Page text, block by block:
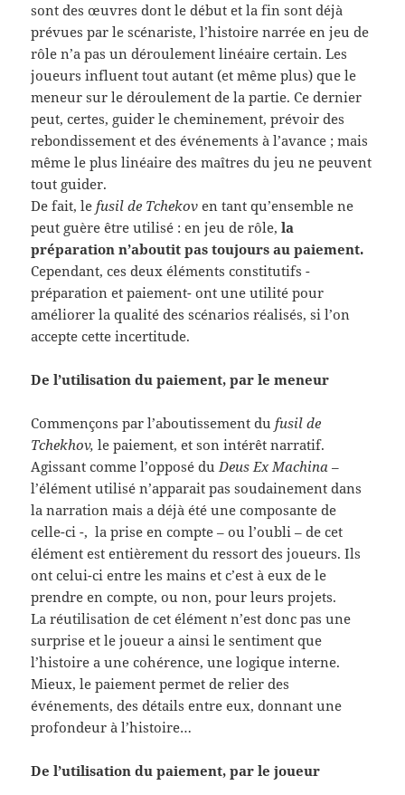
sont des œuvres dont le début et la fin sont déjà
prévues par le scénariste, l’histoire narrée en jeu de
rôle n’a pas un déroulement linéaire certain. Les
joueurs influent tout autant (et même plus) que le
meneur sur le déroulement de la partie. Ce dernier
peut, certes, guider le cheminement, prévoir des
rebondissement et des événements à l’avance ; mais
même le plus linéaire des maîtres du jeu ne peuvent
tout guider.
De fait, lefusil de Tchekov en tant qu’ensemble ne
peut guère être utilisé : en jeu de rôle,la
préparation n’aboutit pas toujours au paiement.
Cependant, ces deux éléments constitutifs -
préparation et paiement- ont une utilité pour
améliorer la qualité des scénarios réalisés, si l’on
accepte cette incertitude.
De l’utilisation du paiement, par le meneur
Commençons par l’aboutissement dufusil de
Tchekhov,le paiement, et son intérêt narratif.
Agissant comme l’opposé duDeus Ex Machina –
l’élément utilisé n’apparait pas soudainement dans
la narration mais a déjà été une composante de
celle-ci -, la prise en compte – ou l’oubli – de cet
élément est entièrement du ressort des joueurs. Ils
ont celui-ci entre les mains et c’est à eux de le
prendre en compte, ou non, pour leurs projets.
La réutilisation de cet élément n’est donc pas une
surprise et le joueur a ainsi le sentiment que
l’histoire a une cohérence, une logique interne.
Mieux, le paiement permet de relier des
événements, des détails entre eux, donnant une
profondeur à l’histoire…
De l’utilisation du paiement, par le joueur